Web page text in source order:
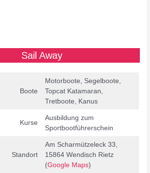
Sail Away
Boote
Motorboote, Segelboote,
Topcat Katamaran,
Tretboote, Kanus
Kurse
Ausbildung zum
Sportbootführerschein
Standort
Am Scharmützeleck 33,
15864 Wendisch Rietz
(Google Maps)